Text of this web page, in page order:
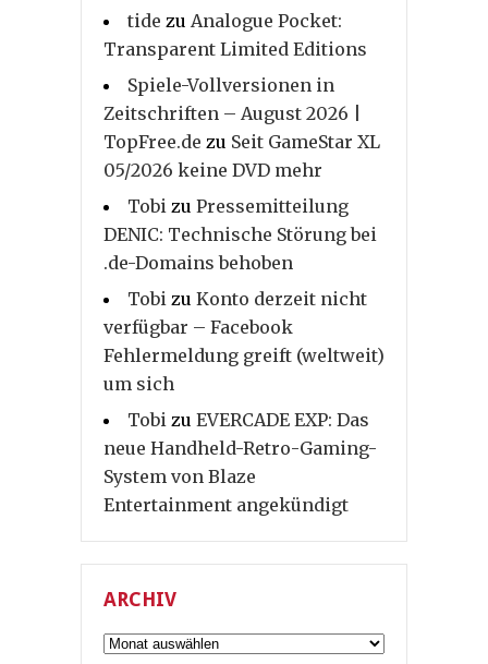
tide zu Analogue Pocket:
Transparent Limited Editions
Spiele-Vollversionen in
Zeitschriften – August 2026 |
TopFree.de zu Seit GameStar XL
05/2026 keine DVD mehr
Tobi zu Pressemitteilung
DENIC: Technische Störung bei
.de-Domains behoben
Tobi zu Konto derzeit nicht
verfügbar – Facebook
Fehlermeldung greift (weltweit)
um sich
Tobi zu EVERCADE EXP: Das
neue Handheld-Retro-Gaming-
System von Blaze
Entertainment angekündigt
ARCHIV
Archiv